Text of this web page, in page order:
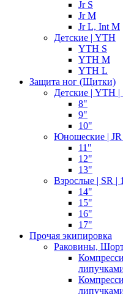
Jr S
Jr M
Jr L, Int M
Детские | YTH
YTH S
YTH M
YTH L
Защита ног (Щитки)
Детские | YTH |
8"
9"
10"
Юношеские | JR
11"
12"
13"
Взрослые | SR |
14"
15"
16"
17"
Прочая экипировка
Раковины,